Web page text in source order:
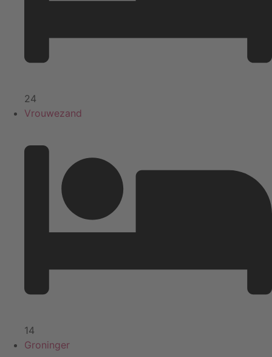
24
Vrouwezand
14
Groninger